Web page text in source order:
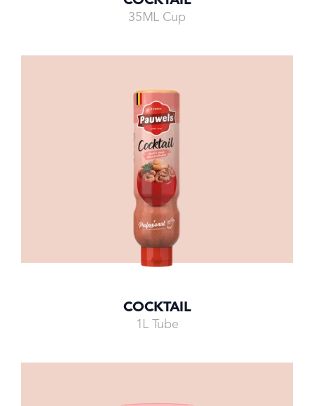
35ML Cup
COCKTAIL
1L Tube